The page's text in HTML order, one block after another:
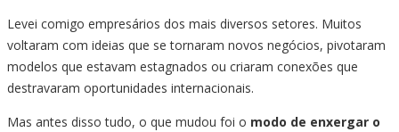
Levei comigo empresários dos mais diversos setores. Muitos
voltaram com ideias que se tornaram novos negócios, pivotaram
modelos que estavam estagnados ou criaram conexões que
destravaram oportunidades internacionais.
Mas antes disso tudo, o que mudou foi o modo de enxergar o